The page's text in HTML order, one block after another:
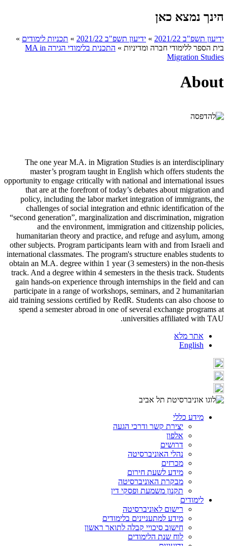
הינך נמצא כאן
ידיעון תשפ"ב 2021/22 » ידיעון תשפ"ב 2021/22 » תכניות לימודים »
בית הספר ללימודי חברה ומדיניות »
התכנית בלימודי הגירה MA in
Migration Studies​
About
The one year M.A. in Migration Studies is an interdisciplinary
master’s program taught in English which offers students the
opportunity to engage critically with national and international issues
that are at the forefront of today’s debates about migration and
policy, including the labor market integration of immigrants, the
challenges of social integration and ethnic identification of the
“second generation”, marginalization and discrimination, migration
and the environment, immigration and citizenship policies,
humanitarian theory and practice, and refuge and asylum, among
other subjects. Program participants learn with and from Israeli and
international classmates. The program's structure enables students to
obtain an M.A. degree within 1 year (3 semesters) in the non-thesis
track. And a degree within 4 semesters in the thesis track. Students
gain hands-on experience through internships in the field and can
participate in a range of workshops, seminars, and 2 humanitarian
aid training sessions certified by RedR. Students can also choose to
spend a semester abroad in one of several exchange programs at
universities affiliated with TAU.
אתר מלא
English
מידע כללי
יצירת קשר ודרכי הגעה
אלפון
דרושים
נהלי האוניברסיטה
מכרזים
מידע לשעת חירום
מבקרת האוניברסיטה
תקנון משמעת ופסקי דין
לימודים
רישום לאוניברסיטה
מידע למתעניינים בלימודים
חישוב סיכויי קבלה לתואר ראשון
לוח שנת הלימודים